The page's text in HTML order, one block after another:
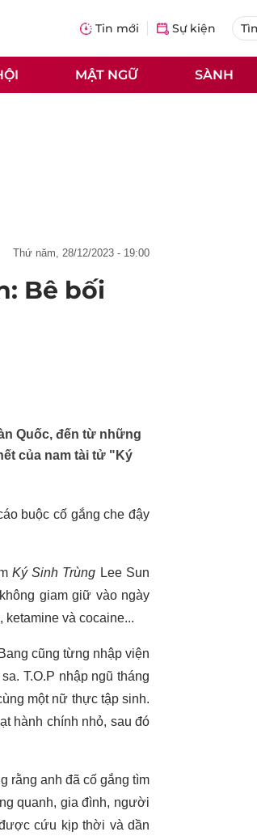
Tin mới Sự kiện
MẬT NGỮ SÀNH
thứ năm, 28/12/2023 - 19:00
Bê bối
Quốc, đến từ những
của nam tài tử "Ký
buộc cố gắng che đậy
Ký Sinh Trùng Lee Sun
giam giữ vào ngày
ketamine và cocaine...
cũng từng nhập viện
T.O.P nhập ngũ tháng
một nữ thực tập sinh.
hành chính nhỏ, sau đó
rằng anh đã cố gắng tìm
quanh, gia đình, người
cứu kịp thời và dần